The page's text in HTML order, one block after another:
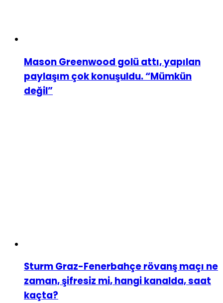
Mason Greenwood golü attı, yapılan
paylaşım çok konuşuldu. “Mümkün
değil”
Sturm Graz-Fenerbahçe rövanş maçı ne
zaman, şifresiz mi, hangi kanalda, saat
kaçta?